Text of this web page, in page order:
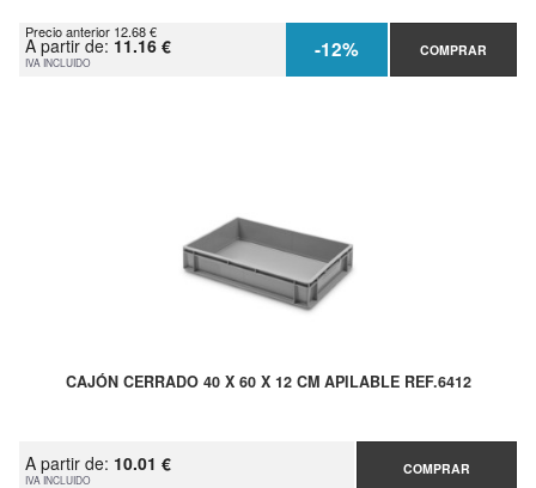
Precio anterior 12.68 €
A partir de: 11.16 €
IVA INCLUIDO -12% COMPRAR
CAJÓN CERRADO 40 X 60 X 12 CM APILABLE REF.6412
A partir de: 10.01 €
IVA INCLUIDO
COMPRAR